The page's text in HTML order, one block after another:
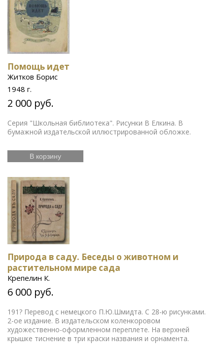
Помощь идет
Житков Борис
1948 г.
2 000 руб.
Серия "Школьная библиотека". Рисунки В Елкина. В
бумажной издательской иллюстрированной обложке.
В корзину
Природа в саду. Беседы о животном и
растительном мире сада
Крепелин К.
6 000 руб.
191? Перевод с немецкого П.Ю.Шмидта. С 28-ю рисунками.
2-ое издание. В издательском коленкоровом
художественно-оформленном переплете. На верхней
крышке тиснение в три краски названия и орнамента.